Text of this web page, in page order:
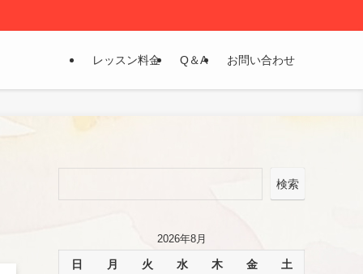
レッスン料金 Q＆A お問い合わせ
検索
2026年8月
日 月 火 水 木 金 土